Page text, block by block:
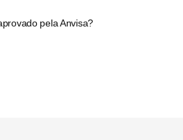
pela Anvisa?